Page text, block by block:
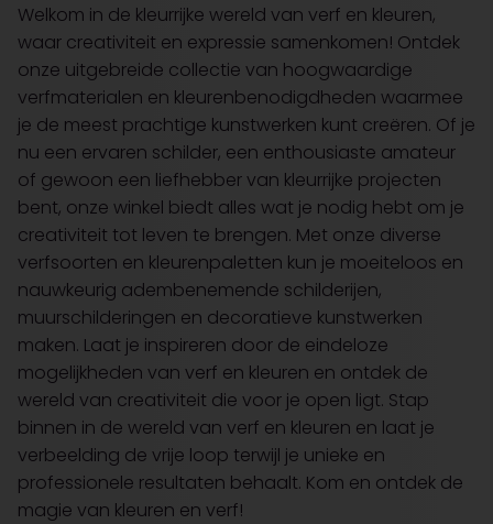
Welkom in de kleurrijke wereld van verf en kleuren,
waar creativiteit en expressie samenkomen! Ontdek
onze uitgebreide collectie van hoogwaardige
verfmaterialen en kleurenbenodigdheden waarmee
je de meest prachtige kunstwerken kunt creëren. Of je
nu een ervaren schilder, een enthousiaste amateur
of gewoon een liefhebber van kleurrijke projecten
bent, onze winkel biedt alles wat je nodig hebt om je
creativiteit tot leven te brengen. Met onze diverse
verfsoorten en kleurenpaletten kun je moeiteloos en
nauwkeurig adembenemende schilderijen,
muurschilderingen en decoratieve kunstwerken
maken. Laat je inspireren door de eindeloze
mogelijkheden van verf en kleuren en ontdek de
wereld van creativiteit die voor je open ligt. Stap
binnen in de wereld van verf en kleuren en laat je
verbeelding de vrije loop terwijl je unieke en
professionele resultaten behaalt. Kom en ontdek de
magie van kleuren en verf!